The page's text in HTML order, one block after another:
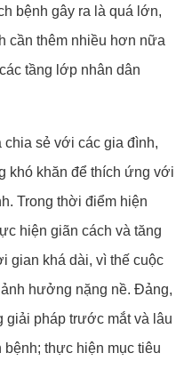
bệnh gây ra là quá lớn,
cần thêm nhiều hơn nữa
tầng lớp nhân dân
sẻ với các gia đình,
khó khăn để thích ứng với
Trong thời điểm hiện
hiện giãn cách và tăng
gian khá dài, vì thế cuộc
hưởng nặng nề. Đảng,
pháp trước mắt và lâu
thực hiện mục tiêu